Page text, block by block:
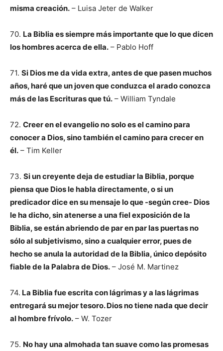
misma creación. – Luisa Jeter de Walker
70. La Biblia es siempre más importante que lo que dicen
los hombres acerca de ella. – Pablo Hoff
71. Si Dios me da vida extra, antes de que pasen muchos
años, haré que un joven que conduzca el arado conozca
más de las Escrituras que tú. – William Tyndale
72. Creer en el evangelio no solo es el camino para
conocer a Dios, sino también el camino para crecer en
él. – Tim Keller
73. Si un creyente deja de estudiar la Biblia, porque
piensa que Dios le habla directamente, o si un
predicador dice en su mensaje lo que -según cree- Dios
le ha dicho, sin atenerse a una fiel exposición de la
Biblia, se están abriendo de par en par las puertas no
sólo al subjetivismo, sino a cualquier error, pues de
hecho se anula la autoridad de la Biblia, único depósito
fiable de la Palabra de Dios. – José M. Martinez
74. La Biblia fue escrita con lágrimas y a las lágrimas
entregará su mejor tesoro. Dios no tiene nada que decir
al hombre frívolo. – W. Tozer
75. No hay una almohada tan suave como las promesas